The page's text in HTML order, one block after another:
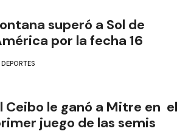
superó a Sol de
por la fecha 16
DEPORTES
Ceibo le ganó a Mitre en el
juego de las semis